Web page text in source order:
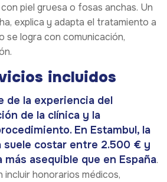
piel gruesa o fosas anchas. Un
explica y adapta el tratamiento a
se logra con comunicación,
incluidos
de la experiencia del
de la clínica y la
En Estambul, la
costar entre 2.500 € y
asequible que en España.
incluir honorarios médicos,